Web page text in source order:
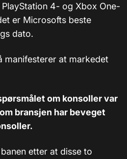
4- og Xbox One-
er Microsofts beste
dato.
manifesterer at markedet
om konsoller var
bransjen har beveget
etter at disse to